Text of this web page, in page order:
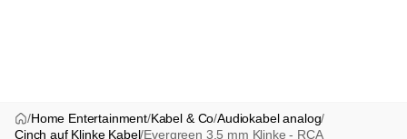
/Home Entertainment/Kabel & Co/Audiokabel analog/
Cinch auf Klinke Kabel/Evergreen 3,5 mm Klinke - RCA